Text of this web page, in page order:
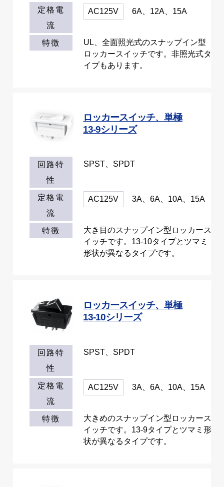
定格電
流
AC125V 6A、12A、15A
特徴
UL、全面照光式のスナップイン型
ロッカースイッチです。非照光式タ
イプもあります。
ロッカースイッチ、単極
13-9シリーズ
回路特
性
SPST、SPDT
定格電
流
AC125V 3A、6A、10A、15A
特徴
大き目のスナップイン型ロッカース
イッチです。13-10タイプとツマミ
形状が異なるタイプです。
ロッカースイッチ、単極
13-10シリーズ
回路特
性
SPST、SPDT
定格電
流
AC125V 3A、6A、10A、15A
特徴
大きめのスナップイン型ロッカース
イッチです。13-9タイプとツマミ形
状が異なるタイプです。